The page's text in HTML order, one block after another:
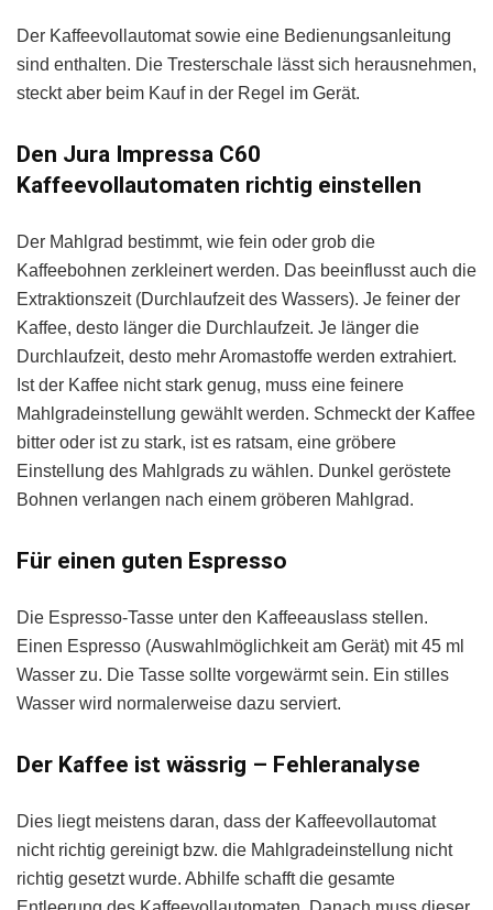
Der Kaffeevollautomat sowie eine Bedienungsanleitung
sind enthalten. Die Tresterschale lässt sich herausnehmen,
steckt aber beim Kauf in der Regel im Gerät.
Den Jura Impressa C60
Kaffeevollautomaten richtig einstellen
Der Mahlgrad bestimmt, wie fein oder grob die
Kaffeebohnen zerkleinert werden. Das beeinflusst auch die
Extraktionszeit (Durchlaufzeit des Wassers). Je feiner der
Kaffee, desto länger die Durchlaufzeit. Je länger die
Durchlaufzeit, desto mehr Aromastoffe werden extrahiert.
Ist der Kaffee nicht stark genug, muss eine feinere
Mahlgradeinstellung gewählt werden. Schmeckt der Kaffee
bitter oder ist zu stark, ist es ratsam, eine gröbere
Einstellung des Mahlgrads zu wählen. Dunkel geröstete
Bohnen verlangen nach einem gröberen Mahlgrad.
Für einen guten Espresso
Die Espresso-Tasse unter den Kaffeeauslass stellen.
Einen Espresso (Auswahlmöglichkeit am Gerät) mit 45 ml
Wasser zu. Die Tasse sollte vorgewärmt sein. Ein stilles
Wasser wird normalerweise dazu serviert.
Der Kaffee ist wässrig – Fehleranalyse
Dies liegt meistens daran, dass der Kaffeevollautomat
nicht richtig gereinigt bzw. die Mahlgradeinstellung nicht
richtig gesetzt wurde. Abhilfe schafft die gesamte